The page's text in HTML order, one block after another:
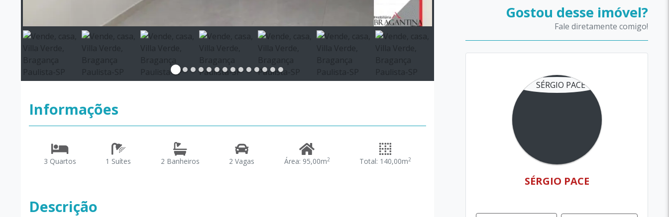
Informações
3 Quartos 1 Suítes 2 Banheiros 2 Vagas Área: 95,00m2 Total: 140,00m2
Descrição
Gostou desse imóvel?
Fale diretamente comigo!
SÉRGIO PACE